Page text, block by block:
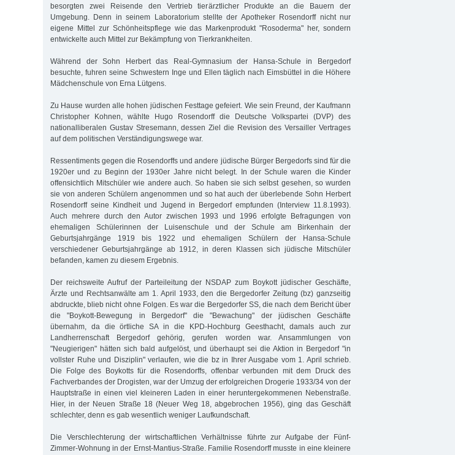
besorgten zwei Reisende den Vertrieb tierärztlicher Produkte an die Bauern der
Umgebung. Denn in seinem Laboratorium stellte der Apotheker Rosendorff nicht nur
eigene Mittel zur Schönheitspflege wie das Markenprodukt "Rosoderma" her, sondern
entwickelte auch Mittel zur Bekämpfung von Tierkrankheiten.
Während der Sohn Herbert das Real-Gymnasium der Hansa-Schule in Bergedorf
besuchte, fuhren seine Schwestern Inge und Ellen täglich nach Eimsbüttel in die Höhere
Mädchenschule von Erna Lütgens.
Zu Hause wurden alle hohen jüdischen Festtage gefeiert. Wie sein Freund, der Kaufmann
Christopher Kohnen, wählte Hugo Rosendorff die Deutsche Volkspartei (DVP) des
nationalliberalen Gustav Stresemann, dessen Ziel die Revision des Versailler Vertrages
auf dem politischen Verständigungswege war.
Ressentiments gegen die Rosendorffs und andere jüdische Bürger Bergedorfs sind für die
1920er und zu Beginn der 1930er Jahre nicht belegt. In der Schule waren die Kinder
offensichtlich Mitschüler wie andere auch. So haben sie sich selbst gesehen, so wurden
sie von anderen Schülern angenommen und so hat auch der überlebende Sohn Herbert
Rosendorff seine Kindheit und Jugend in Bergedorf empfunden (Interview 11.8.1993).
Auch mehrere durch den Autor zwischen 1993 und 1996 erfolgte Befragungen von
ehemaligen Schülerinnen der Luisenschule und der Schule am Birkenhain der
Geburtsjahrgänge 1919 bis 1922 und ehemaligen Schülern der Hansa-Schule
verschiedener Geburtsjahrgänge ab 1912, in deren Klassen sich jüdische Mitschüler
befanden, kamen zu diesem Ergebnis.
Der reichsweite Aufruf der Parteileitung der NSDAP zum Boykott jüdischer Geschäfte,
Ärzte und Rechtsanwälte am 1. April 1933, den die Bergedorfer Zeitung (bz) ganzseitig
abdruckte, blieb nicht ohne Folgen. Es war die Bergedorfer SS, die nach dem Bericht über
die "Boykott-Bewegung in Bergedorf" die "Bewachung" der jüdischen Geschäfte
übernahm, da die örtliche SA in die KPD-Hochburg Geesthacht, damals auch zur
Landherrenschaft Bergedorf gehörig, gerufen worden war. Ansammlungen von
"Neugierigen" hätten sich bald aufgelöst, und überhaupt sei die Aktion in Bergedorf "in
vollster Ruhe und Disziplin" verlaufen, wie die bz in Ihrer Ausgabe vom 1. April schrieb.
Die Folge des Boykotts für die Rosendorffs, offenbar verbunden mit dem Druck des
Fachverbandes der Drogisten, war der Umzug der erfolgreichen Drogerie 1933/34 von der
Hauptstraße in einen viel kleineren Laden in einer heruntergekommenen Nebenstraße.
Hier, in der Neuen Straße 18 (Neuer Weg 18, abgebrochen 1956), ging das Geschäft
schlechter, denn es gab wesentlich weniger Laufkundschaft.
Die Verschlechterung der wirtschaftlichen Verhältnisse führte zur Aufgabe der Fünf-
Zimmer-Wohnung in der Ernst-Mantius-Straße. Familie Rosendorff musste in eine kleinere